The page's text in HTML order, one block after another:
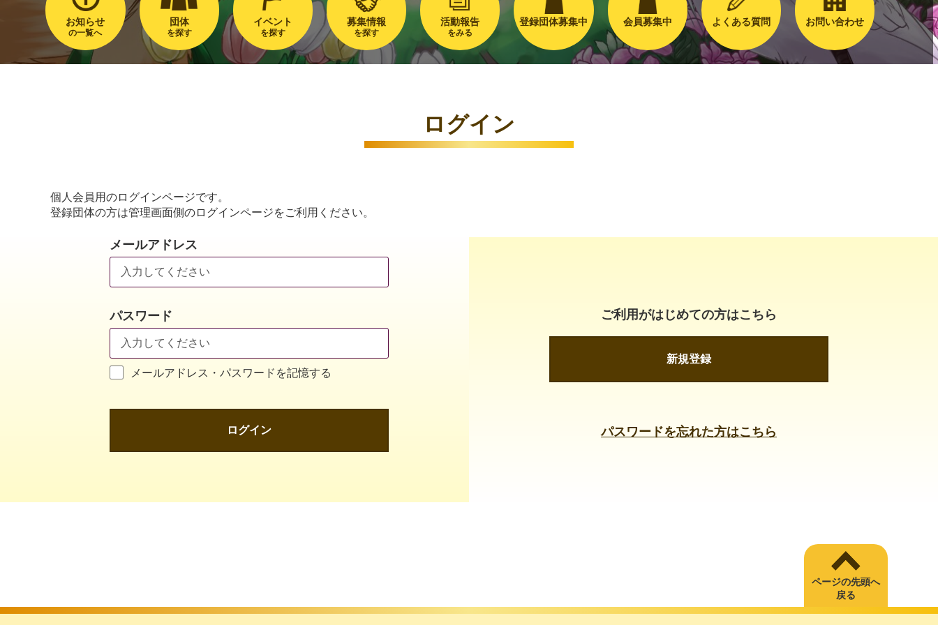
お知らせ
の一覧へ
団体
を探す
イベント
を探す
募集情報
を探す
活動報告
をみる
登録団体募集中 会員募集中 よくある質問 お問い合わせ
ログイン
個人会員用のログインページです。
登録団体の方は管理画面側のログインページをご利用ください。
メールアドレス
パスワード
メールアドレス・パスワードを記憶する
ログイン
ご利用がはじめての方はこちら
新規登録
パスワードを忘れた方はこちら
ページの先頭へ
戻る